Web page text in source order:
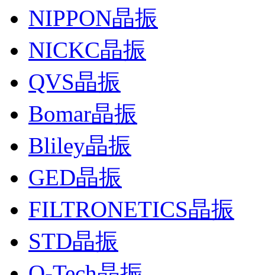
NIPPON晶振
NICKC晶振
QVS晶振
Bomar晶振
Bliley晶振
GED晶振
FILTRONETICS晶振
STD晶振